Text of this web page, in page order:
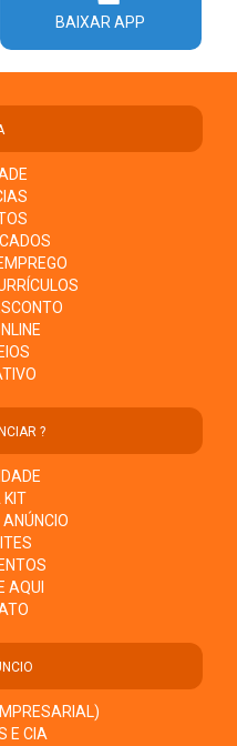
BAIXAR APP
?
KIT
ANÚNCIO
AQUI
E CIA